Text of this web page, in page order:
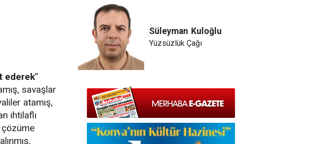
ederek”
savaşlar
atamış,
ihtilaflı
çözüme
Süleyman Kuloğlu
Yüzsüzlük Çağı